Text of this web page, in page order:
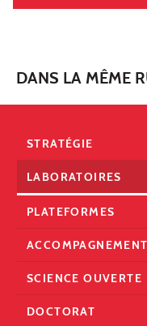
DANS LA MÊME
STRATÉGIE
LABORATOIRES
PLATEFORMES
SCIENCE OUVERTE
DOCTORAT